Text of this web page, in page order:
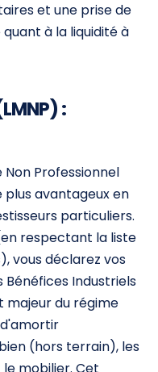
et une prise de
à la liquidité à
:
Non Professionnel
plus avantageux en
particuliers.
respectant la liste
vous déclarez vos
Industriels
majeur du régime
(hors terrain), les